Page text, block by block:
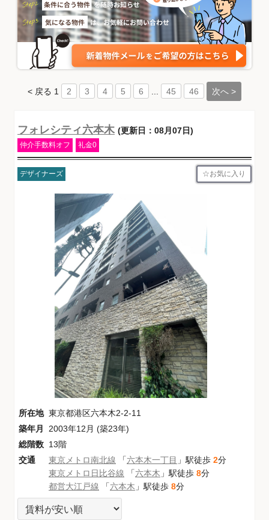
< 戻る 1 2 3 4 5 6 45 46 次へ >
フォレシティ六本木 (更新日：08月07日)
仲介手数料オフ 礼金0
デザイナーズ お気に入り
所在地 東京都港区六本木2-2-11
築年月
2003年12月 (築23年)
総階数 13階
交通
東京メトロ南北線 「六本木一丁目 」駅徒歩 2分
東京メトロ日比谷線 「六本木 」駅徒歩 8分
都営大江戸線 「六本木 」駅徒歩 8分